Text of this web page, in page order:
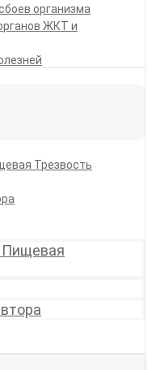
организма
ЖКТ и
Трезвость
Пищевая